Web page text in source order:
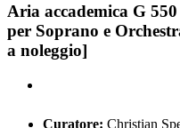
Aria accademica G
per Soprano e
a noleggio]
Curatore: Christian